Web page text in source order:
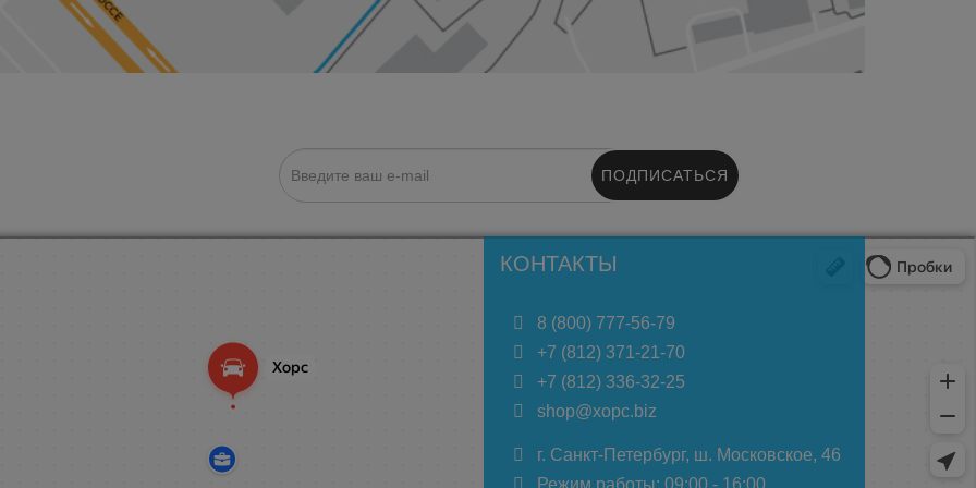
ПОДПИСАТЬСЯ
КОНТАКТЫ
8 (800) 777-56-79
+7 (812) 371-21-70
+7 (812) 336-32-25
shop@xopc.biz
г. Санкт-Петербург, ш. Московское, 46
Режим работы: 09:00 - 16:00.